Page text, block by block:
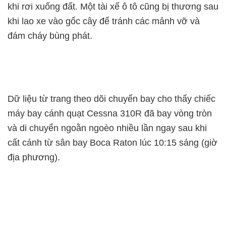
khi rơi xuống đất. Một tài xế ô tô cũng bị thương sau
khi lao xe vào gốc cây để tránh các mảnh vỡ và
đám cháy bùng phát.
Dữ liệu từ trang theo dõi chuyến bay cho thấy chiếc
máy bay cánh quạt Cessna 310R đã bay vòng tròn
và di chuyển ngoằn ngoèo nhiều lần ngay sau khi
cất cánh từ sân bay Boca Raton lúc 10:15 sáng (giờ
địa phương).